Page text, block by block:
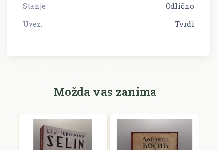
Stanje:
Odlično
Uvez:
Tvrdi
Možda vas zanima